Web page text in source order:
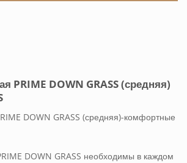
PRIME DOWN GRASS (средняя)
DOWN GRASS (средняя)-комфортные
DOWN GRASS необходимы в каждом